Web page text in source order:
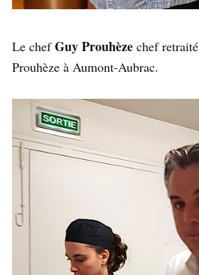
Le chefGuy Prouhèze chef
Prouhèze à Aumont-Aubrac.